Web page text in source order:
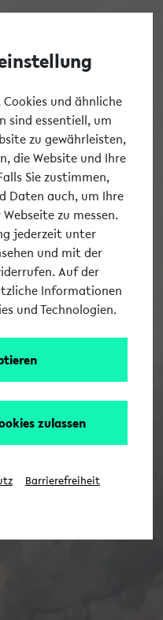
Cookies und ähnliche
sind essentiell, um
zu gewährleisten,
die Website und Ihre
Sie zustimmen,
Daten auch, um Ihre
zu messen.
jederzeit unter
und mit der
Auf der
Informationen
und Technologien.
zulassen
Barrierefreiheit